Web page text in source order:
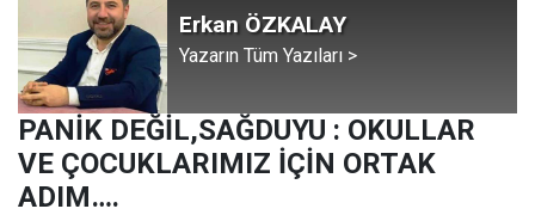
Erkan ÖZKALAY
Yazarın Tüm Yazıları >
PANİK DEĞİL,SAĞDUYU : OKULLAR
VE ÇOCUKLARIMIZ İÇİN ORTAK
ADIM….